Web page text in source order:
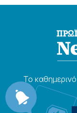
Το